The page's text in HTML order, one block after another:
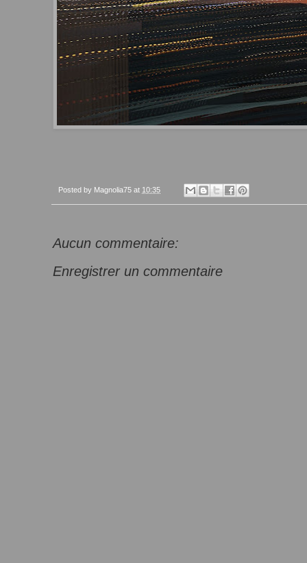
Posted by Magnolia75 at 10:35
Aucun commentaire:
Enregistrer un commentaire